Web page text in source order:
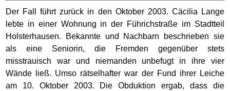
Der Fall führt zurück in den Oktober 2003. Cäcilia Lange
lebte in einer Wohnung in der Führichstraße im Stadtteil
Holsterhausen. Bekannte und Nachbarn beschrieben sie
als eine Seniorin, die Fremden gegenüber stets
misstrauisch war und niemanden unbefugt in ihre vier
Wände ließ. Umso rätselhafter war der Fund ihrer Leiche
am 10. Oktober 2003. Die Obduktion ergab, dass die